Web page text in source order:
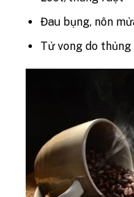
Đau bụng, nôn
Tử vong do